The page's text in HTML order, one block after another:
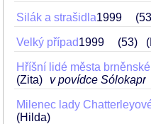
Silák a strašidla1999 53
Velký případ1999 53
Hříšní lidé města
(Zita)
v povídce Sólokapr
Milenec lady
(Hilda)